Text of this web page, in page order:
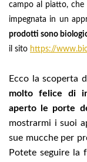
campo al piatto, che
impegnata in un
prodotti sono
il sito https://
Ecco la scoperta
molto felice di
aperto le porte
mostrarmi i suoi
sue mucche per
Potete seguire